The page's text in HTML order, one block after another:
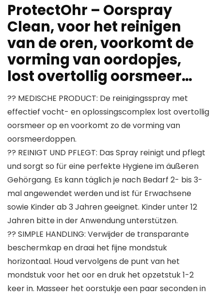
ProtectOhr – Oorspray
Clean, voor het reinigen
van de oren, voorkomt de
vorming van oordopjes,
lost overtollig oorsmeer…
?? MEDISCHE PRODUCT: De reinigingsspray met
effectief vocht- en oplossingscomplex lost overtollig
oorsmeer op en voorkomt zo de vorming van
oorsmeerdoppen.
?? REINIGT UND PFLEGT: Das Spray reinigt und pflegt
und sorgt so für eine perfekte Hygiene im äußeren
Gehörgang. Es kann täglich je nach Bedarf 2- bis 3-
mal angewendet werden und ist für Erwachsene
sowie Kinder ab 3 Jahren geeignet. Kinder unter 12
Jahren bitte in der Anwendung unterstützen.
?? SIMPLE HANDLING: Verwijder de transparante
beschermkap en draai het fijne mondstuk
horizontaal. Houd vervolgens de punt van het
mondstuk voor het oor en druk het opzetstuk 1-2
keer in. Masseer het oorstukje een paar seconden in